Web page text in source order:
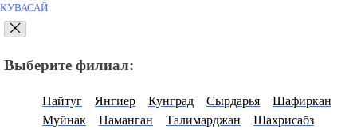
КУВАСАЙ
Выберите филиал:
Пайтуг Янгиер Кунград Сырдарья
Шафиркан
Муйнак
Наманган Талимарджан
Шахрисабз